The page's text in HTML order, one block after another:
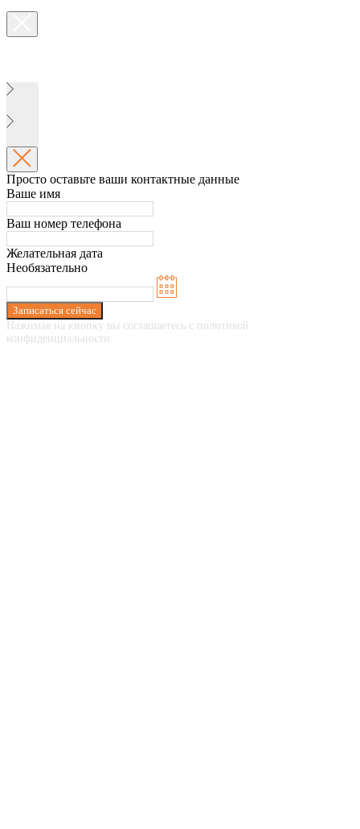
Просто оставьте ваши контактные данные
Ваше имя
Ваш номер телефона
Желательная дата
Необязательно
Записаться сейчас
Нажимая на кнопку вы соглашаетесь с политикой
конфиденциальности